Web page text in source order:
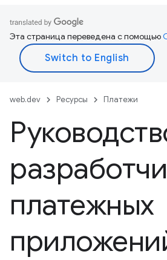
Эта страница переведена с помощью
web.dev Ресурсы Платежи
платежных